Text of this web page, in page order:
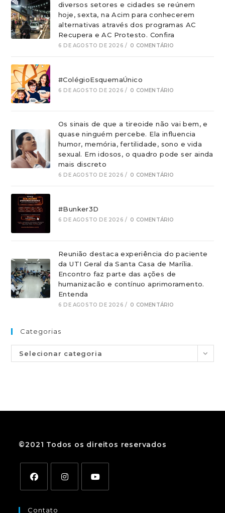
diversos setores e cidades se reúnem
hoje, sexta, na Acim para conhecerem
alternativas através dos programas AC
Recupera e AC Protesto. Confira
6 DE AGOSTO DE 2026 / 0 COMENTÁRIO
#ColégioEsquemaÚnico
6 DE AGOSTO DE 2026 / 0 COMENTÁRIO
Os sinais de que a tireoide não vai bem, e
quase ninguém percebe. Ela influencia
humor, memória, fertilidade, sono e vida
sexual. Em idosos, o quadro pode ser ainda
mais discreto
6 DE AGOSTO DE 2026 / 0 COMENTÁRIO
#Bunker3D
6 DE AGOSTO DE 2026 / 0 COMENTÁRIO
Reunião destaca experiência do paciente
da UTI Geral da Santa Casa de Marília.
Encontro faz parte das ações de
humanizacão e contínuo aprimoramento.
Entenda
6 DE AGOSTO DE 2026 / 0 COMENTÁRIO
Categorias
Selecionar categoria
©2021 Todos os direitos reservados
Contato